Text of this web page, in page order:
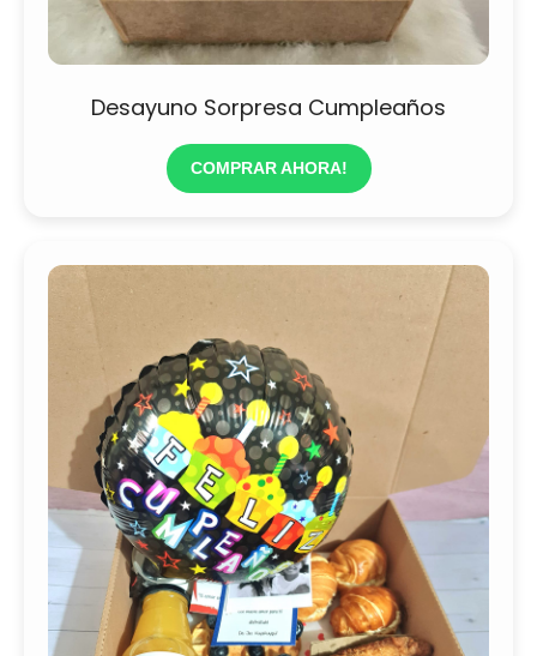
Desayuno Sorpresa Cumpleaños
COMPRAR AHORA!